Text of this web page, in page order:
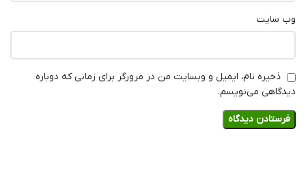
وب‌ سایت
ذخیره نام، ایمیل و وبسایت من در مرورگر برای زمانی که دوباره
دیدگاهی می‌نویسم.